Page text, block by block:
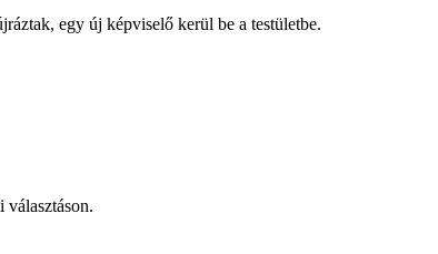
egy új képviselő kerül be a testületbe.